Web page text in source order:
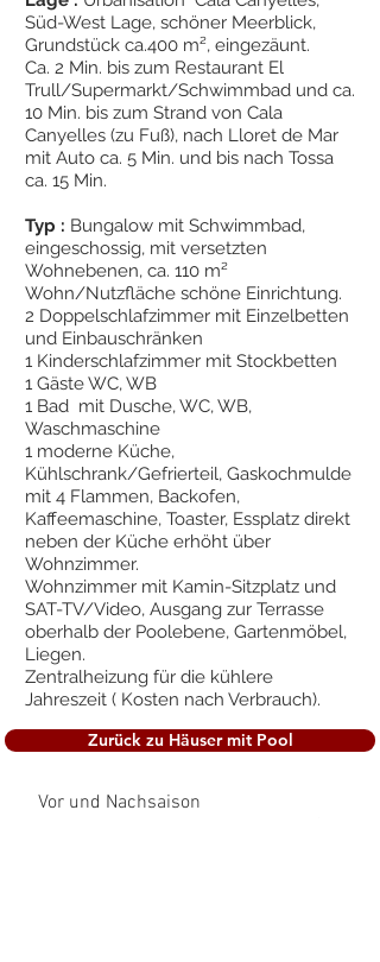
Süd-West Lage, schöner Meerblick,
Grundstück ca.400 m², eingezäunt.
Ca. 2 Min. bis zum Restaurant El
Trull/Supermarkt/Schwimmbad und ca.
10 Min. bis zum Strand von Cala
Canyelles (zu Fuß), nach Lloret de Mar
mit Auto ca. 5 Min. und bis nach Tossa
ca. 15 Min.
Typ : Bungalow mit Schwimmbad,
eingeschossig, mit versetzten
Wohnebenen, ca. 110 m²
Wohn/Nutzfläche schöne Einrichtung.
2 Doppelschlafzimmer mit Einzelbetten
und Einbauschränken
1 Kinderschlafzimmer mit Stockbetten
1 Gäste WC, WB
1 Bad mit Dusche, WC, WB,
Waschmaschine
1 moderne Küche,
Kühlschrank/Gefrierteil, Gaskochmulde
mit 4 Flammen, Backofen,
Kaffeemaschine, Toaster, Essplatz direkt
neben der Küche erhöht über
Wohnzimmer.
Wohnzimmer mit Kamin-Sitzplatz und
SAT-TV/Video, Ausgang zur Terrasse
oberhalb der Poolebene, Gartenmöbel,
Liegen.
Zentralheizung für die kühlere
Jahreszeit ( Kosten nach Verbrauch).
Zurück zu Häuser mit Pool
Vor und Nachsaison